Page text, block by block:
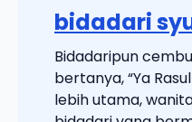
bidadari
Bidadaripun
bertanya, “Ya
lebih utama,